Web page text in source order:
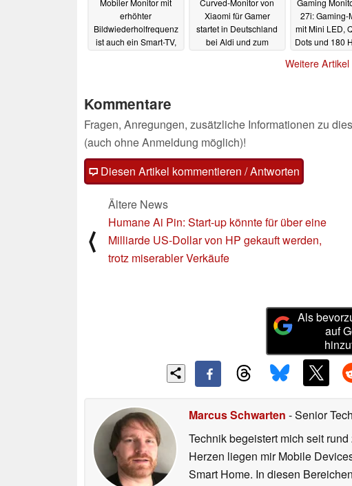
Mobiler Monitor mit
erhöhter
Bildwiederholfrequenz
ist auch ein Smart-TV,
Curved-Monitor von
Xiaomi für Gamer
startet in Deutschland
bei Aldi und zum
Gaming
27i: Gaming-
mit Mini LED,
Dots und 180
Weitere Artikel
Kommentare
Fragen, Anregungen, zusätzliche Informationen zu
(auch ohne Anmeldung möglich)!
Diesen Artikel kommentieren / Antworten
⟨
Ältere News
Humane Ai Pin: Start-up könnte für über eine
Milliarde US-Dollar von HP gekauft werden,
trotz miserabler Verkäufe
Als
auf
Marcus Schwarten - Senior
Technik begeistert mich seit
Herzen liegen mir Mobile
Smart Home. In diesen